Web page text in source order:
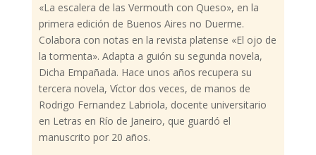
«La escalera de las Vermouth con Queso», en la
primera edición de Buenos Aires no Duerme.
Colabora con notas en la revista platense «El ojo de
la tormenta». Adapta a guión su segunda novela,
Dicha Empañada. Hace unos años recupera su
tercera novela, Víctor dos veces, de manos de
Rodrigo Fernandez Labriola, docente universitario
en Letras en Río de Janeiro, que guardó el
manuscrito por 20 años.